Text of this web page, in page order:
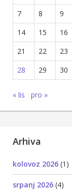
7
8 9
14
15 16
21
22 23
28
29 30
« lis pro »
Arhiva
kolovoz 2026 (1)
srpanj 2026 (4)